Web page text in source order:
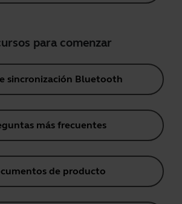
para comenzar
sincronización Bluetooth
más frecuentes
de producto